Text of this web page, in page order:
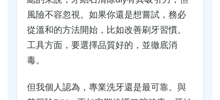
風險不容忽視。如果你還是想嘗試，務必
從溫和的方法開始，比如改善刷牙習慣。
工具方面，要選擇品質好的，並徹底消
毒。
但我個人認為，專業洗牙還是最可靠。與